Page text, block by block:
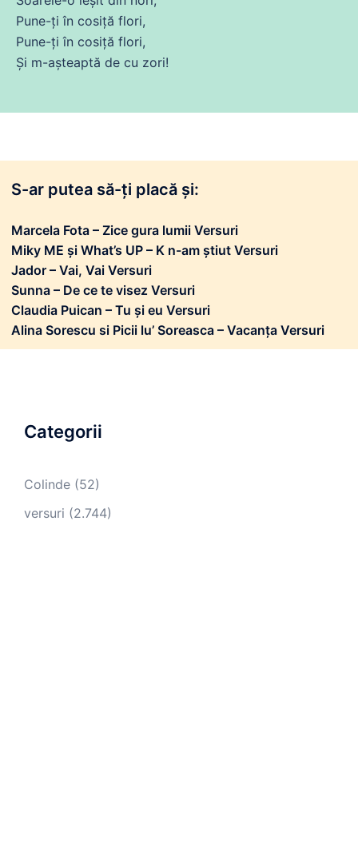
Pune-ți în cosiță flori,
Pune-ți în cosiță flori,
Și m-așteaptă de cu zori!
S-ar putea să-ți placă și:
Marcela Fota – Zice gura lumii Versuri
Miky ME și What’s UP – K n-am știut Versuri
Jador – Vai, Vai Versuri
Sunna – De ce te visez Versuri
Claudia Puican – Tu și eu Versuri
Alina Sorescu si Picii lu’ Soreasca – Vacanța Versuri
Categorii
Colinde (52)
versuri (2.744)